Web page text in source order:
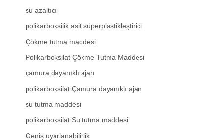
su azaltıcı
polikarboksilik asit süperplastikleştirici
Çökme tutma maddesi
Polikarboksilat Çökme Tutma Maddesi
çamura dayanıklı ajan
polikarboksilat Çamura dayanıklı ajan
su tutma maddesi
polikarboksilat Su tutma maddesi
Geniş uyarlanabilirlik